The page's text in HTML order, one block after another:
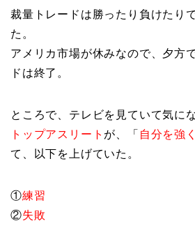
裁量トレードは勝ったり負けたり
た。
アメリカ市場が休みなので、夕方
ドは終了。
ところで、テレビを見ていて気に
トップアスリート が、「 自分を強
て、以下を上げていた。
①練習
②失敗